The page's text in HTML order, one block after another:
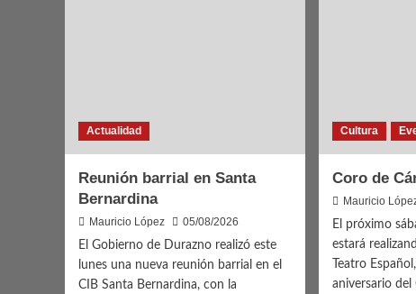
Actualidad
Reunión barrial en Santa
Bernardina
Mauricio López
05/08/2026
El Gobierno de Durazno realizó este
lunes una nueva reunión barrial en el
CIB Santa Bernardina, con la
Cultura
Coro de
Mauricio
El próximo
estará
Teatro
aniversario del